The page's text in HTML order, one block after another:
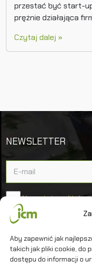
Aby zapewnić jak
takich jak pliki cookie, do
dostępu do informacji o
przestać być start-
prężnie działająca
Czytaj dalej »
NEWSLETTER
Akceptuję politykę
Uniwersytet
Interdyscyplinarne
Matematycznego i